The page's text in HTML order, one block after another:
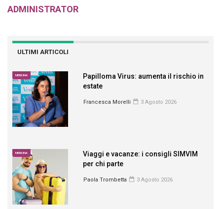
ADMINISTRATOR
ULTIMI ARTICOLI
MEDICINA
Papilloma Virus: aumenta il rischio in
estate
Francesca Morelli 3 Agosto 2026
MEDICINA
Viaggi e vacanze: i consigli SIMVIM
per chi parte
Paola Trombetta 3 Agosto 2026